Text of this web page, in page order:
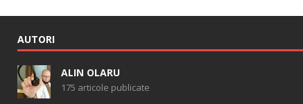
AUTORI
ALIN OLARU
175 articole publicate